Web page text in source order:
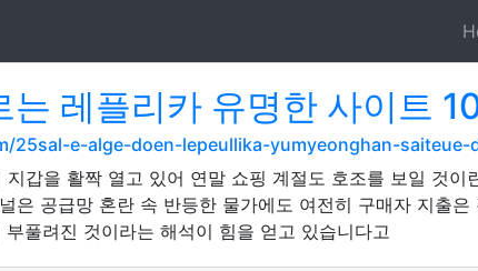
레플리카 유명한 사이트
e-alge-doen-lepeullika-yumyeonghan-saiteue-
갑을 활짝 열고 있어 연말 쇼핑 계절도 호조를 보일 것
은 공급망 혼란 속 반등한 물가에도 여전히 구매자 지출
풀려진 것이라는 해석이 힘을 얻고 있습니다고